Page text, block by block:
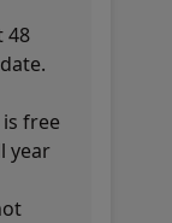
48
free
year